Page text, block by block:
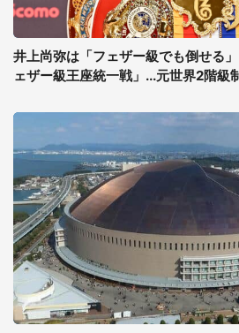
井上尚弥は「フェザー級でも倒せる
ェザー級王座統一戦」...元世界2階級